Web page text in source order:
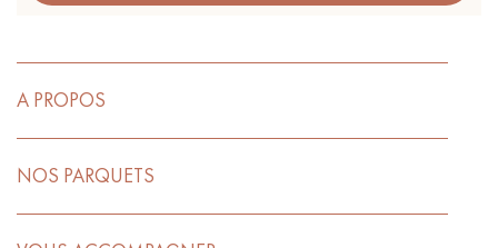
A PROPOS
NOS PARQUETS